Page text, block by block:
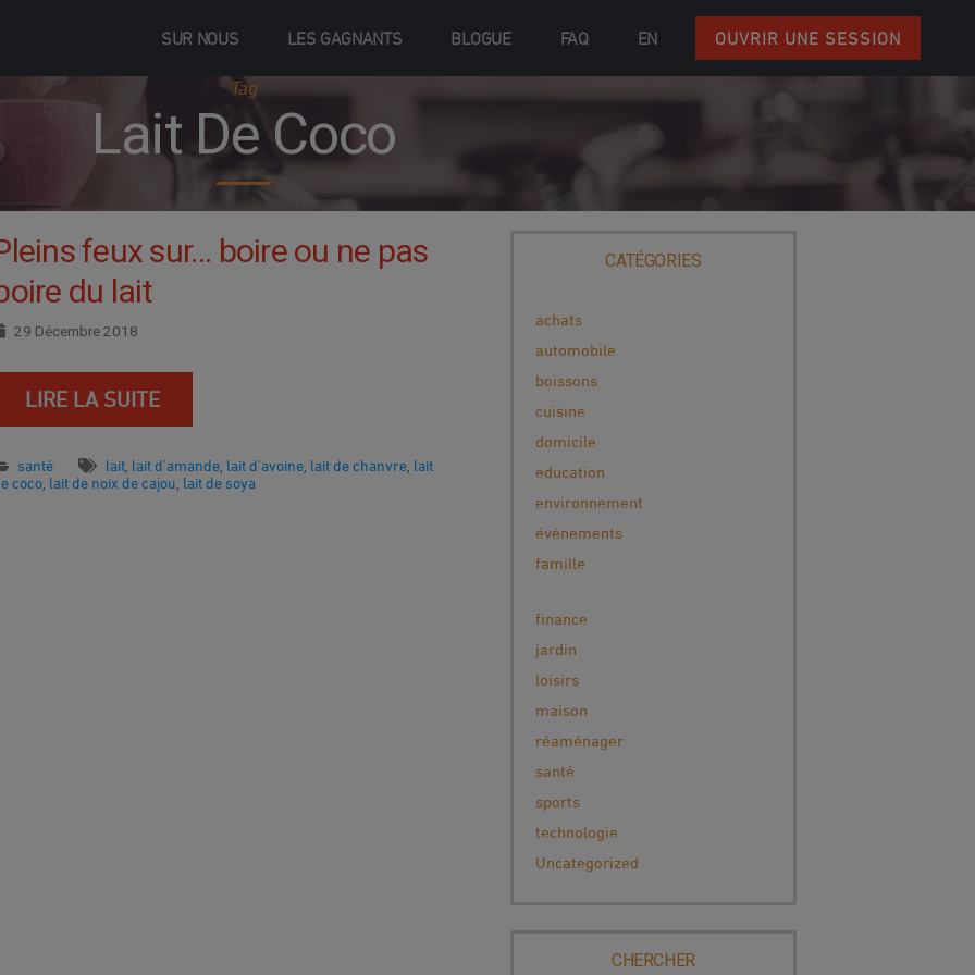
SUR NOUS LES GAGNANTS BLOGUE FAQ EN OUVRIR UNE SESSION
Tag
Lait De Coco
feux sur… boire ou ne pas
du lait
29 Décembre 2018
LIRE LA SUITE
santé lait lait d'amande lait d'avoine lait de chanvre lait
coco lait de noix de cajou lait de soya
CATÉGORIES
achats
automobile
boissons
cuisine
domicile
education
environnement
événements
famille
finance
jardin
loisirs
maison
réaménager
santé
sports
technologie
Uncategorized
CHERCHER